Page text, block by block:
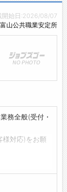
お客様から
るなんて！』
、とても嬉し
しく、知識や
ます。
きたい！』と
ける瞬間は最
ュラム】
ジネスマナー
種のスペック
ます。
はOJTにより
♪
相談できる環
験からの入社
験を活かした
＾＾
開始日:2026/08/07
山公共職業安定所
務全般(受付・
様対応)をお願
の業務
方